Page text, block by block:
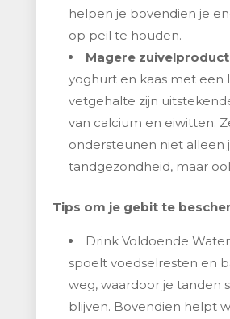
helpen je bovendien je
op peil te houden.
Magere
yoghurt en kaas met een
vetgehalte zijn
van calcium en eiwitten.
ondersteunen niet alleen
tandgezondheid, maar
Tips om je gebit te
Drink Voldoende
spoelt voedselresten en
weg, waardoor je tanden
blijven. Bovendien helpt